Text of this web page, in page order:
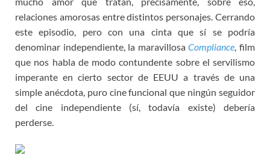
relaciones amorosas entre distintos personajes. Cerrando
este episodio, pero con una cinta que sí se podría
denominar independiente, la maravillosaCompliance, film
que nos habla de modo contundente sobre el servilismo
imperante en cierto sector de EEUU a través de una
simple anécdota, puro cine funcional que ningún seguidor
del cine independiente (sí, todavía existe) debería
perderse.